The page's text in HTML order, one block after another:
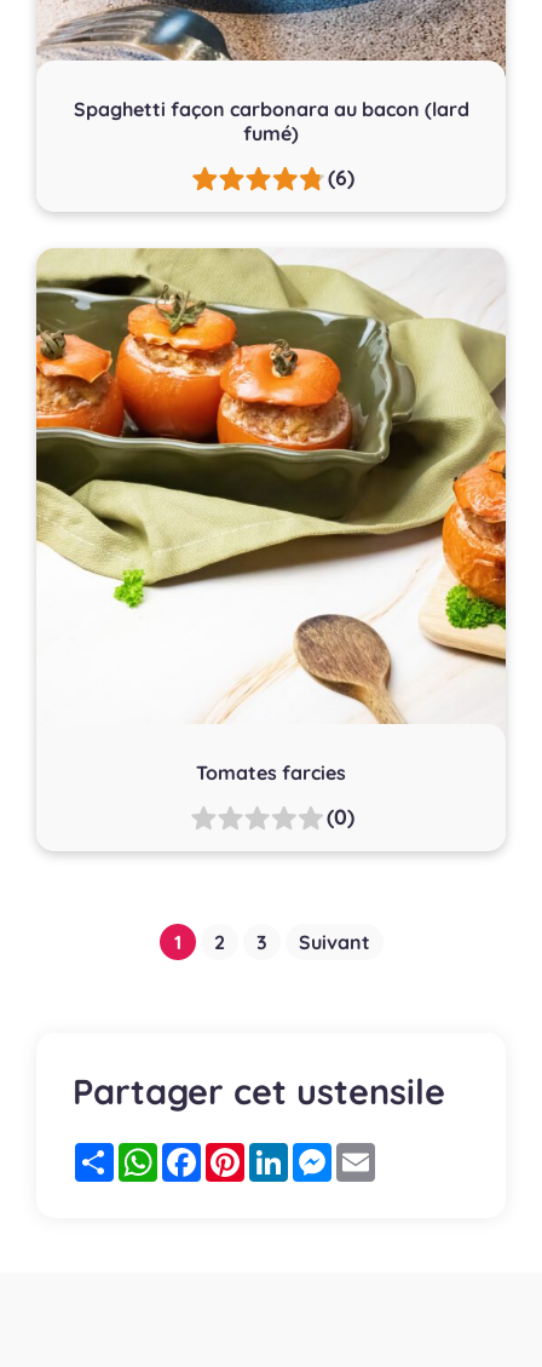
Spaghetti façon carbonara au bacon (lard
fumé)
(6)
Tomates farcies
(0)
Pagination
1 2 3 Suivant
Partager cet ustensile
PartagerWhatsApp
FacebookPinterestLinkedInMessenger